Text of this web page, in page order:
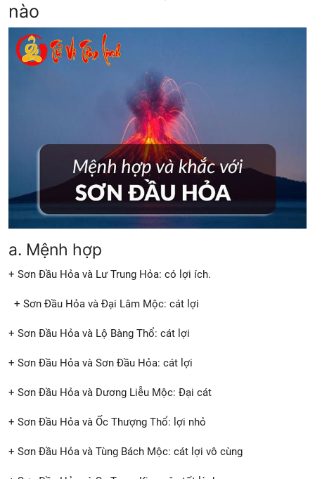
nào
a. Mệnh hợp
+ Sơn Đầu Hỏa và Lư Trung Hỏa: có lợi ích.
+ Sơn Đầu Hỏa và Đại Lâm Mộc: cát lợi
+ Sơn Đầu Hỏa và Lộ Bàng Thổ: cát lợi
+ Sơn Đầu Hỏa và Sơn Đầu Hỏa: cát lợi
+ Sơn Đầu Hỏa và Dương Liễu Mộc: Đại cát
+ Sơn Đầu Hỏa và Ốc Thượng Thổ: lợi nhỏ
+ Sơn Đầu Hỏa và Tùng Bách Mộc: cát lợi vô cùng